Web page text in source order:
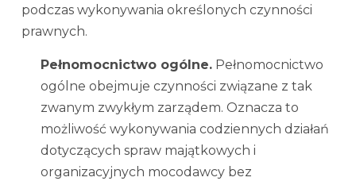
podczas wykonywania określonych czynności
prawnych.
Pełnomocnictwo ogólne. Pełnomocnictwo
ogólne obejmuje czynności związane z tak
zwanym zwykłym zarządem. Oznacza to
możliwość wykonywania codziennych działań
dotyczących spraw majątkowych i
organizacyjnych mocodawcy bez